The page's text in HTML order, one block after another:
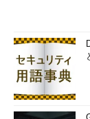
検索を繰り返し
Gunmen」とい
構成員はハッカ
で間違いがない